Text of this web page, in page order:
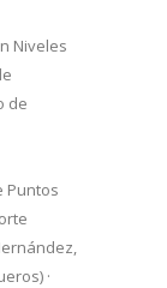
Niveles
de
Puntos
·